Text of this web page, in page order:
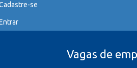
se
Vagas de